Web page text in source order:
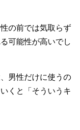
の前では気取らず
可能性が高いでし
男性だけに使うの
くと「そういうキ